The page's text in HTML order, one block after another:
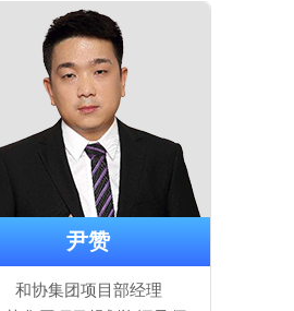
尹赞
和协集团项目部经理